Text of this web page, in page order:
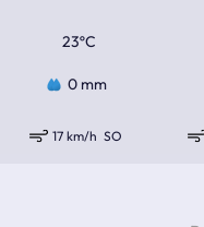
23ºC
0 mm
17 km/h SO